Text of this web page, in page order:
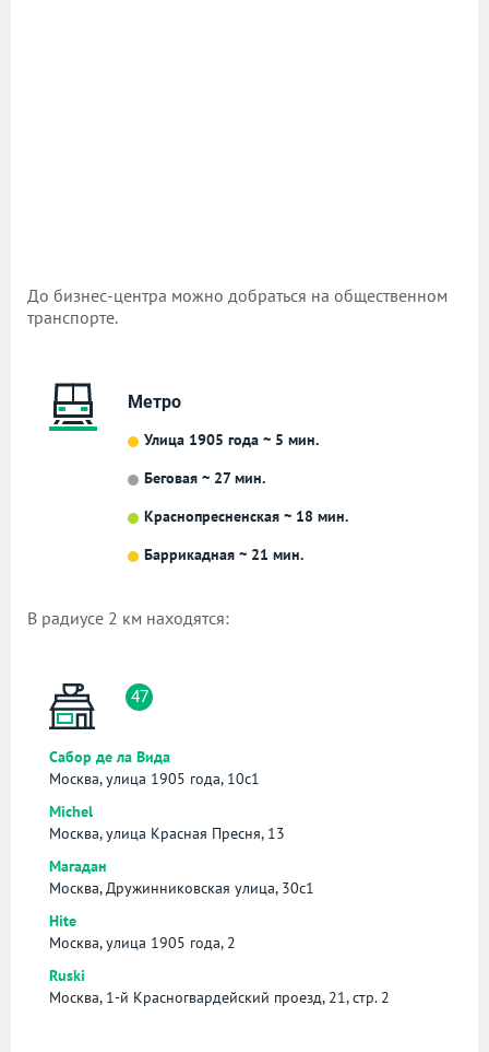
До бизнес-центра можно добраться на общественном
транспорте.
Метро
Улица 1905 года ~ 5 мин.
Беговая ~ 27 мин.
Краснопресненская ~ 18 мин.
Баррикадная ~ 21 мин.
В радиусе 2 км находятся:
47
Сабор де ла Вида
Москва, улица 1905 года, 10с1
Michel
Москва, улица Красная Пресня, 13
Магадан
Москва, Дружинниковская улица, 30с1
Hite
Москва, улица 1905 года, 2
Ruski
Москва, 1-й Красногвардейский проезд, 21, стр. 2